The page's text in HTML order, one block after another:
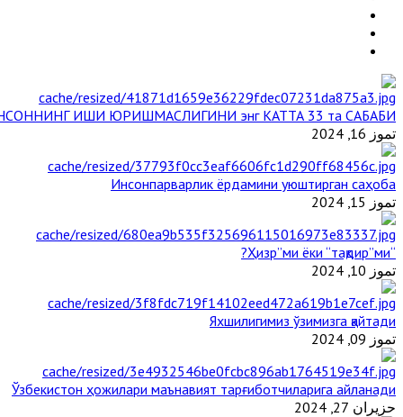
ИШИ ЮРИШМАСЛИГИНИ энг КАТТА 33 та САБАБИ
تموز 16, 2024
Инсонпарварлик ёрдамини уюштирган саҳоба
تموز 15, 2024
“Ҳизр”ми ёки “тақдир”ми?
تموز 10, 2024
Яхшилигимиз ўзимизга қайтади
تموز 09, 2024
Ўзбекистон ҳожилари маънавият тарғиботчиларига айланади
حزيران 27, 2024